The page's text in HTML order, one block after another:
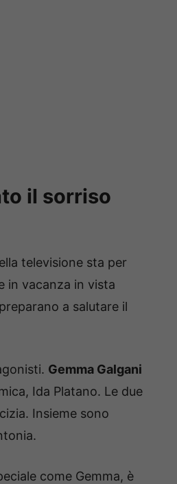
il sorriso
televisione sta per
in vacanza in vista
a salutare il
Gemma Galgani
Ida Platano. Le due
Insieme sono
come Gemma, è